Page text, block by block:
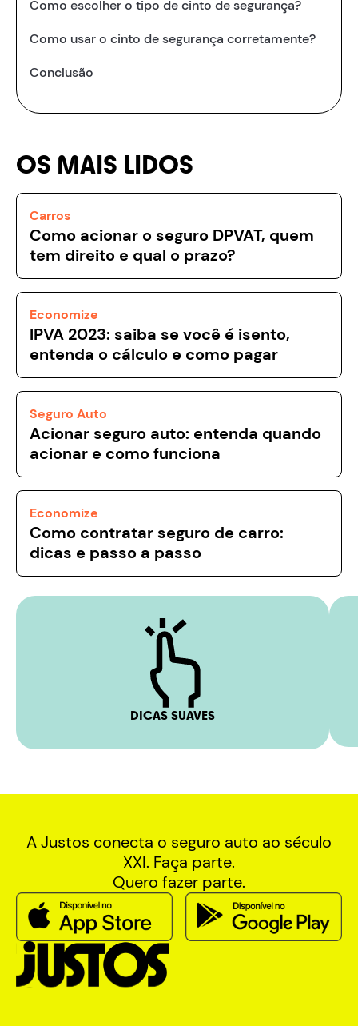
Como escolher o tipo de cinto de segurança?
Como usar o cinto de segurança corretamente?
Conclusão
OS MAIS LIDOS
Carros
Como acionar o seguro DPVAT, quem
tem direito e qual o prazo?
Economize
IPVA 2023: saiba se você é isento,
entenda o cálculo e como pagar
Seguro Auto
Acionar seguro auto: entenda quando
acionar e como funciona
Economize
Como contratar seguro de carro:
dicas e passo a passo
DICAS SUAVES
A Justos conecta o seguro auto ao século
XXI. Faça parte.
Quero fazer parte.